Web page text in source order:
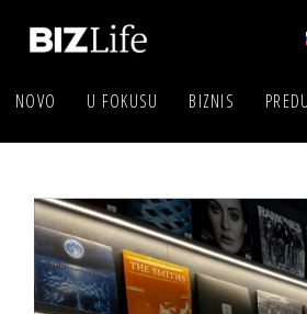
NOVO U FOKUSU BIZNIS